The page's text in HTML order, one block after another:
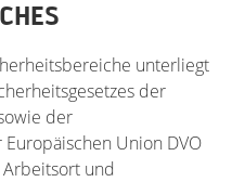
unterliegt
der
der
Union DVO
Arbeitsort und